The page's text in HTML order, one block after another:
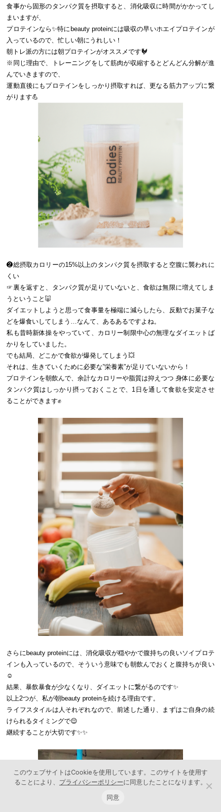
食事から固形のタンパク質を摂取すると、消化吸収に時間がかかってし
まいますが、
プロテインなら✨特にbeauty proteinには吸収の早いホエイプロテインが
入っているので、忙しい朝にうれしい！
朝トレ派の方には朝プロテインがオススメです🐓
※同じ理由で、トレーニングをして筋肉が収縮するとどんどん分解が進
んでいきますので、
運動直後にもプロテインをしっかり摂取すれば、更なる筋力アップに繋
がります💪
❷総摂取カロリーの15%以上のタンパク質を摂取すると空腹に襲われに
くい
☞裏を返すと、タンパク質が足りていないと、食欲は無限に増えてしま
うということ🐷
ダイエットしようと思って食事量を極端に減らしたら、反動でお菓子な
どを爆食いしてしまう…なんて、あるあるですよね。
私も昔時新体操をやっていて、カロリー制限中心の無理なダイエットば
かりをしていました。
でも結局、どこかで食欲が爆発してしまう💥
それは、生きていくために必要な”栄養素”が足りていないから！
プロテインを朝飲んで、余計なカロリーや脂質は抑えつつ 身体に必要な
タンパク質はしっかり摂っておくことで、1日を通して食欲を安定させ
ることができます✊
さらにbeauty proteinには、消化吸収が穏やかで腹持ちの良いソイプロテ
インも入っているので、そういう意味でも朝飲んでおくと腹持ちが良い
☺️
結果、暴飲暴食が少なくなり、ダイエットに繋がるのです✨
以上2つが、私が朝beauty proteinを続ける理由です。
ライフスタイルは人それぞれなので、前述した通り、まずはご自身の続
けられるタイミングで😌
継続することが大切です✨✨
このウェブサイトはCookieを使用しています。このサイトを使用す
ることにより、 プライバシーポリシーに同意したことになります。
同意